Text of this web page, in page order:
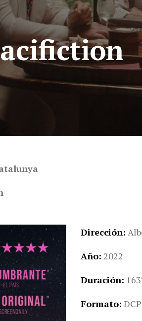
Dirección
Año 2022
Duración 163′
Formato DCP